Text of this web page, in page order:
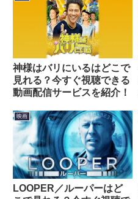
神様はバリにいるはどこで
見れる？今すぐ視聴できる
動画配信サービスを紹介！
映画
LOOPER／ルーパーはど